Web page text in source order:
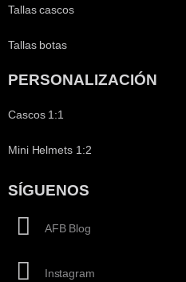
Tallas cascos
Tallas botas
PERSONALIZACIÓN
Cascos 1:1
Mini Helmets 1:2
SÍGUENOS
AFB Blog
Instagram